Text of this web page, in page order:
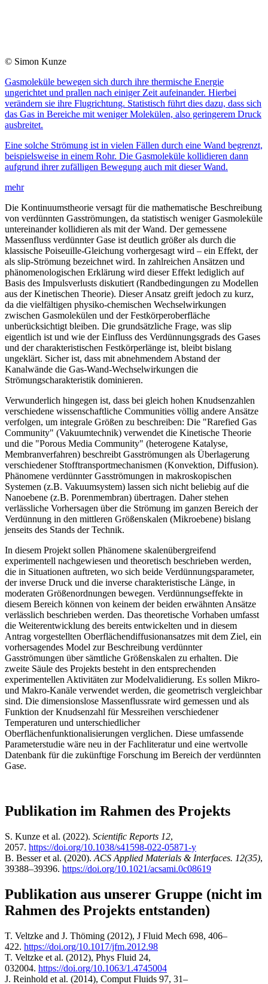
© Simon Kunze
Gasmoleküle bewegen sich durch ihre thermische Energie
ungerichtet und prallen nach einiger Zeit aufeinander. Hierbei
verändern sie ihre Flugrichtung. Statistisch führt dies dazu, dass sich
das Gas in Bereiche mit weniger Molekülen, also geringerem Druck
ausbreitet.
Eine solche Strömung ist in vielen Fällen durch eine Wand begrenzt,
beispielsweise in einem Rohr. Die Gasmoleküle kollidieren dann
aufgrund ihrer zufälligen Bewegung auch mit dieser Wand.
mehr
Die Kontinuumstheorie versagt für die mathematische Beschreibung
von verdünnten Gasströmungen, da statistisch weniger Gasmoleküle
untereinander kollidieren als mit der Wand. Der gemessene
Massenfluss verdünnter Gase ist deutlich größer als durch die
klassische Poiseuille-Gleichung vorhergesagt wird – ein Effekt, der
als slip-Strömung bezeichnet wird. In zahlreichen Ansätzen und
phänomenologischen Erklärung wird dieser Effekt lediglich auf
Basis des Impulsverlusts diskutiert (Randbedingungen zu Modellen
aus der Kinetischen Theorie). Dieser Ansatz greift jedoch zu kurz,
da die vielfältigen physiko-chemischen Wechselwirkungen
zwischen Gasmolekülen und der Festkörperoberfläche
unberücksichtigt bleiben. Die grundsätzliche Frage, was slip
eigentlich ist und wie der Einfluss des Verdünnungsgrads des Gases
und der charakteristischen Festkörperlänge ist, bleibt bislang
ungeklärt. Sicher ist, dass mit abnehmendem Abstand der
Kanalwände die Gas-Wand-Wechselwirkungen die
Strömungscharakteristik dominieren.
Verwunderlich hingegen ist, dass bei gleich hohen Knudsenzahlen
verschiedene wissenschaftliche Communities völlig andere Ansätze
verfolgen, um integrale Größen zu beschreiben: Die "Rarefied Gas
Community" (Vakuumtechnik) verwendet die Kinetische Theorie
und die "Porous Media Community" (heterogene Katalyse,
Membranverfahren) beschreibt Gasströmungen als Überlagerung
verschiedener Stofftransportmechanismen (Konvektion, Diffusion).
Phänomene verdünnter Gasströmungen in makroskopischen
Systemen (z.B. Vakuumsystem) lassen sich nicht beliebig auf die
Nanoebene (z.B. Porenmembran) übertragen. Daher stehen
verlässliche Vorhersagen über die Strömung im ganzen Bereich der
Verdünnung in den mittleren Größenskalen (Mikroebene) bislang
jenseits des Stands der Technik.
In diesem Projekt sollen Phänomene skalenübergreifend
experimentell nachgewiesen und theoretisch beschrieben werden,
die in Situationen auftreten, wo sich beide Verdünnungsparameter,
der inverse Druck und die inverse charakteristische Länge, in
moderaten Größenordnungen bewegen. Verdünnungseffekte in
diesem Bereich können von keinem der beiden erwähnten Ansätze
verlässlich beschrieben werden. Das theoretische Vorhaben umfasst
die Weiterentwicklung des bereits entwickelten und in diesem
Antrag vorgestellten Oberflächendiffusionansatzes mit dem Ziel, ein
vorhersagendes Model zur Beschreibung verdünnter
Gasströmungen über sämtliche Größenskalen zu erhalten. Die
zweite Säule des Projekts besteht in den entsprechenden
experimentellen Aktivitäten zur Modelvalidierung. Es sollen Mikro-
und Makro-Kanäle verwendet werden, die geometrisch vergleichbar
sind. Die dimensionslose Massenflussrate wird gemessen und als
Funktion der Knudsenzahl für Messreihen verschiedener
Temperaturen und unterschiedlicher
Oberflächenfunktionalisierungen verglichen. Diese umfassende
Parameterstudie wäre neu in der Fachliteratur und eine wertvolle
Datenbank für die zukünftige Forschung im Bereich der verdünnten
Gase.
Publikation im Rahmen des Projekts
S. Kunze et al. (2022). Scientific Reports 12,
2057. https://doi.org/10.1038/s41598-022-05871-y
B. Besser et al. (2020). ACS Applied Materials & Interfaces. 12(35),
39388–39396. https://doi.org/10.1021/acsami.0c08619
Publikation aus unserer Gruppe (nicht im
Rahmen des Projekts entstanden)
T. Veltzke and J. Thöming (2012), J Fluid Mech 698, 406–
422. https://doi.org/10.1017/jfm.2012.98
T. Veltzke et al. (2012), Phys Fluid 24,
032004. https://doi.org/10.1063/1.4745004
J. Reinhold et al. (2014), Comput Fluids 97, 31–